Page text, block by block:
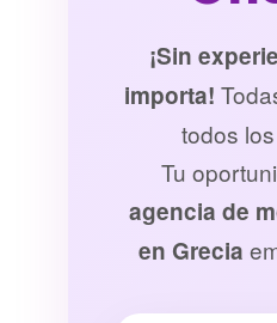
¡Sin
importa!
todos
Tu
agencia de
en Grecia